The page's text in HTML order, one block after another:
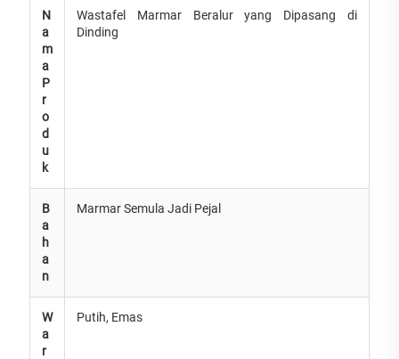
N
a
m
a
P
r
o
d
u
k
Wastafel Marmar Beralur yang Dipasang di
Dinding
B
a
h
a
n
Marmar Semula Jadi Pejal
W
a
r
Putih, Emas